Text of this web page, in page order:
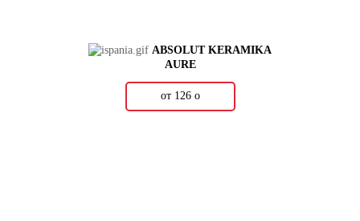
ABSOLUT KERAMIKA
AURE
от 126 о